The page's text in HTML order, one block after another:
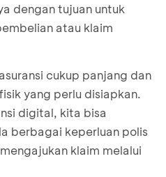
dengan tujuan untuk
atau klaim
cukup panjang dan
yang perlu disiapkan.
digital, kita bisa
berbagai keperluan polis
klaim melalui